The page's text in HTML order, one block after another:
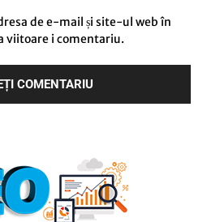
de e-mail și site-ul web în
viitoare i comentariu.